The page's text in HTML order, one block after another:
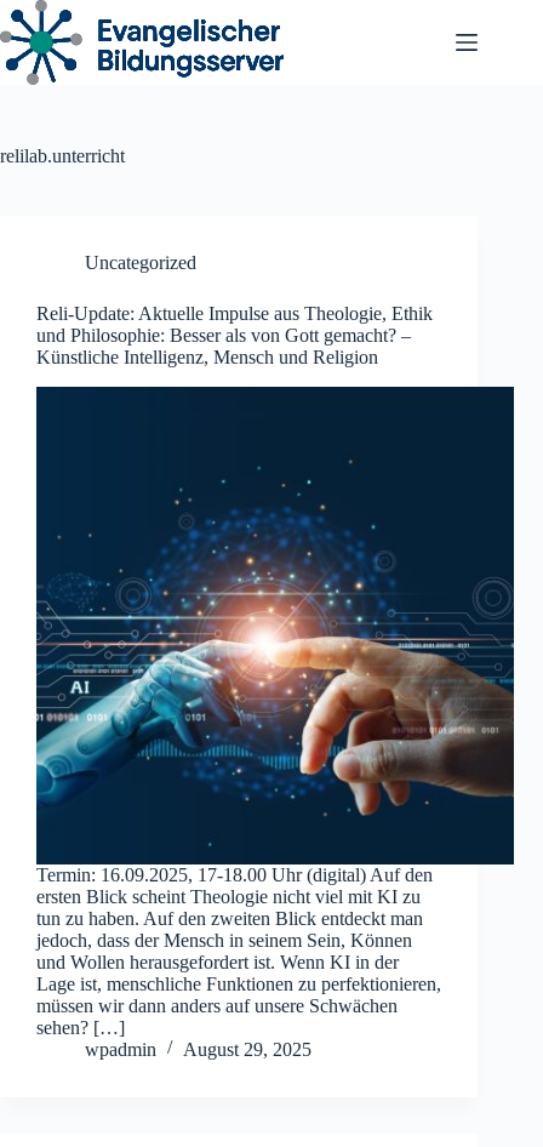
Zum
Inhalt
springen
relilab.unterricht
Uncategorized
Reli-Update: Aktuelle Impulse aus Theologie, Ethik
und Philosophie: Besser als von Gott gemacht? –
Künstliche Intelligenz, Mensch und Religion
Termin: 16.09.2025, 17-18.00 Uhr (digital) Auf den
ersten Blick scheint Theologie nicht viel mit KI zu
tun zu haben. Auf den zweiten Blick entdeckt man
jedoch, dass der Mensch in seinem Sein, Können
und Wollen herausgefordert ist. Wenn KI in der
Lage ist, menschliche Funktionen zu perfektionieren,
müssen wir dann anders auf unsere Schwächen
sehen? […]
wpadmin
August 29, 2025